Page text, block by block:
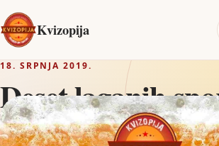
Kvizopija
18. SRPNJA 2019.
Deset laganih